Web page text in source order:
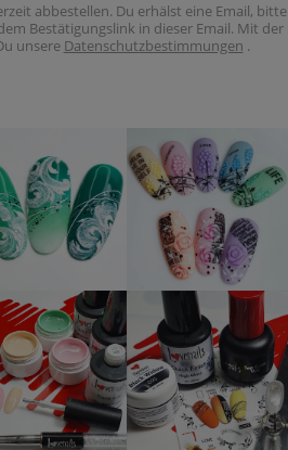
abbestellen. Du erhälst eine Email, bitte
Bestätigungslink in dieser Email. Mit der
unsere Datenschutzbestimmungen .